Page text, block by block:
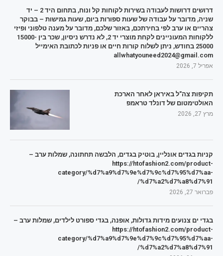
דרושים דרושות לעבודה בשירות לקוחות קל ונוח, בתחום היד 2 – יד
שניה, מדובר על עבודה של שעות ספורות ביום, שעות גמישות – בבוקר
צהריים או ערב לפי בחירתכם, באזור שלכם, מדובר על מענה טלפוני ופיזי
ללקוחות המעוניינים לקחת מוצרי יד 2, לא נדרש ניסיון, שכר בין 15000-
25000 בחודש, ניתן לשלוח קורות חיים או פניות לכתובת האימייל
allwhatyouneed2024@gmail.com
אפריל 7, 2026
תקיפות צה"ל באיראן לאחר הארכת
האולטימטום של דונלד טראמפ
מרץ 27, 2026
קניות בגדים אונליין, בוטיק בגדים, הלבשה תחתונה, שמלות ערב –
https://htofashion2.com/product-
category/%d7%a9%d7%9e%d7%9c%d7%95%d7%aa-
%d7%a2%d7%a8%d7%91/
פברואר 27, 2026
בגדי ים צנועים מידות גדולות, אופנה, בגדי ספורט לילדים, שמלות ערב –
https://htofashion2.com/product-
category/%d7%a9%d7%9e%d7%9c%d7%95%d7%aa-
%d7%a2%d7%a8%d7%91/